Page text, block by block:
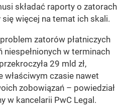
składać raporty o zatorach
więcej na temat ich skali.
zatorów płatniczych
w terminach
29 mld zł,
właściwym czasie nawet
zobowiązań – powiedział
w kancelarii PwC Legal.